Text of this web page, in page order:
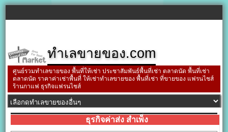
ทำเลขายของ.com
ศูนย์รวมทำเลขายของ พื้นที่ให้เช่า ประชาสัมพันธ์พื้นที่เช่า ตลาดนัด พื้นที่เช่า
ตลาดนัด ราคาค่าเช่าพื้นที่ ให้เช่าทำเลขายของ พื้นที่เช่า ที่ขายของ แฟรนไชส์
ร้านกาแฟ ธุรกิจแฟรนไชส์
ธุรกิจค่าส่ง สำเพ็ง